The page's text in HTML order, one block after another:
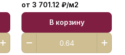
от 3 701.12 ₽/м2
В корзину